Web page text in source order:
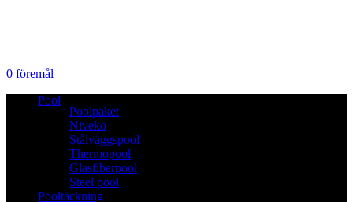
0 föremål
Pool
Poolpaket
Niveko
Stålväggspool
Thermopool
Glasfiberpool
Steel pool
Pooltäckning